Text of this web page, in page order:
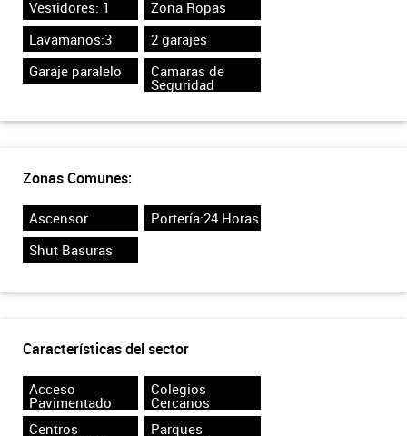
Vestidores: 1
Zona Ropas
Lavamanos:3
2 garajes
Garaje paralelo
Camaras de
Seguridad
Zonas Comunes:
Ascensor
Portería:24 Horas
Shut Basuras
Características del sector
Acceso
Pavimentado
Colegios
Cercanos
Centros
Parques